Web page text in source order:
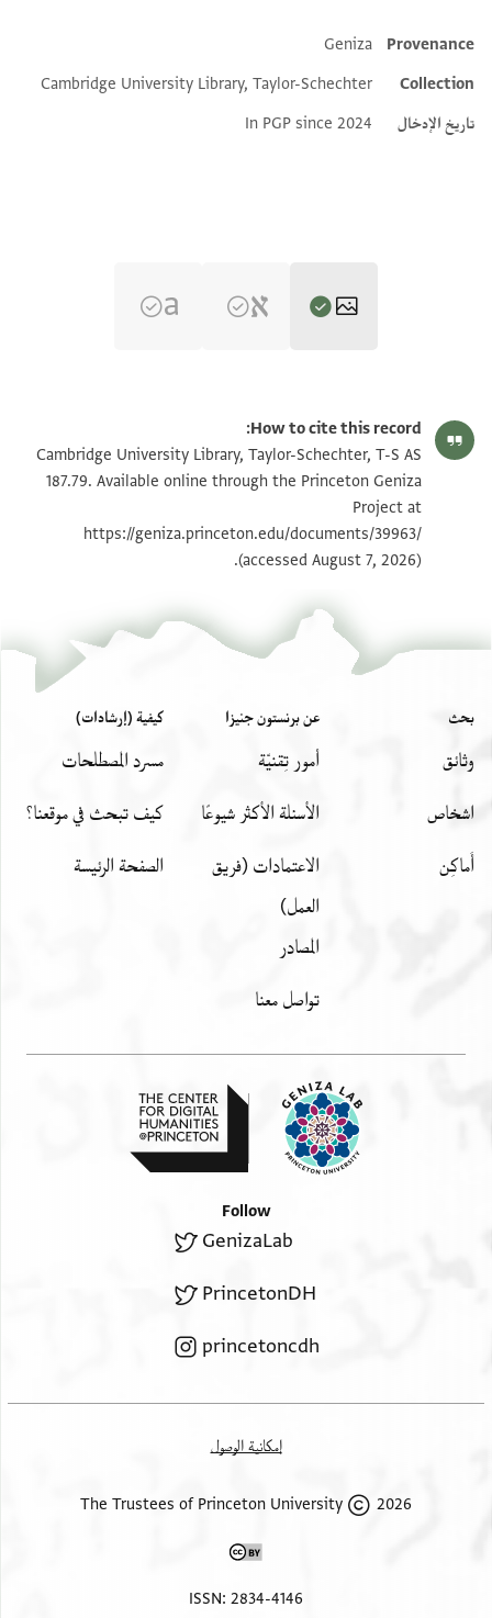
Additional metadata
Provenance
Geniza
Collection
Cambridge University Library, Taylor-Schechter
تاريخ الإدخال
In PGP since 2024
T-S AS 187.79 1v تكبير و تدوير
بيان أذونات الصورة
How to cite this record:
Cambridge University Library, Taylor-Schechter, T-S AS
187.79. Available online through the Princeton Geniza
Project at
https://geniza.princeton.edu/documents/39963/
(accessed August 7, 2026).
بحث
وثائق
اشخاص
أَماكِن
عن برنستون جنيزا
أمور تِقنيّة
الأسئلة الأكثر شيوعًا
الاعتمادات (فريق
العمل)
المصادر
تواصل معنا
كيفية (إرشادات)
مسرد المصطلحات
كيف تبحث في موقعنا؟
الصفحة الرئيسة
Follow
GenizaLab
PrincetonDH
princetoncdh
إمكانية الوصول
2026 The Trustees of Princeton University
ISSN: 2834-4146